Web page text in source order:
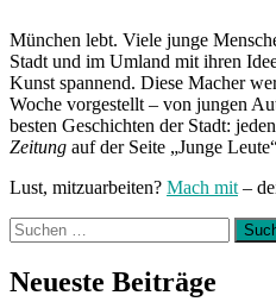
München lebt. Viele junge
Stadt und im Umland mit ihren
Kunst spannend. Diese Macher
Woche vorgestellt – von jungen
besten Geschichten der Stadt:
Zeitung auf der Seite „Junge
Lust, mitzuarbeiten? Mach mit –
Suchen
nach:
Neueste Beiträge